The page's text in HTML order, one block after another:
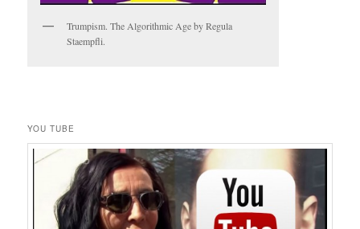
Trumpism. The Algorithmic Age by Regula
Staempfli.
YOU TUBE